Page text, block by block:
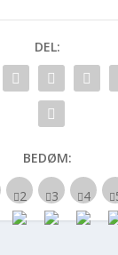
DEL:
BEDØM: